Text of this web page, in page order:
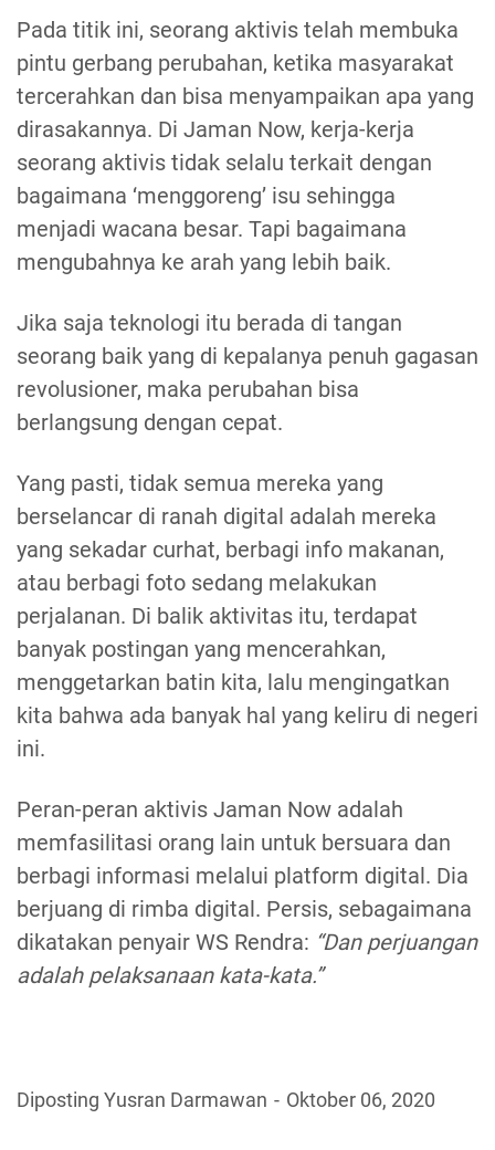
Pada titik ini, seorang aktivis telah membuka
pintu gerbang perubahan, ketika masyarakat
tercerahkan dan bisa menyampaikan apa yang
dirasakannya. Di Jaman Now, kerja-kerja
seorang aktivis tidak selalu terkait dengan
bagaimana ‘menggoreng’ isu sehingga
menjadi wacana besar. Tapi bagaimana
mengubahnya ke arah yang lebih baik.
Jika saja teknologi itu berada di tangan
seorang baik yang di kepalanya penuh gagasan
revolusioner, maka perubahan bisa
berlangsung dengan cepat.
Yang pasti, tidak semua mereka yang
berselancar di ranah digital adalah mereka
yang sekadar curhat, berbagi info makanan,
atau berbagi foto sedang melakukan
perjalanan. Di balik aktivitas itu, terdapat
banyak postingan yang mencerahkan,
menggetarkan batin kita, lalu mengingatkan
kita bahwa ada banyak hal yang keliru di negeri
ini.
Peran-peran aktivis Jaman Now adalah
memfasilitasi orang lain untuk bersuara dan
berbagi informasi melalui platform digital. Dia
berjuang di rimba digital. Persis, sebagaimana
dikatakan penyair WS Rendra: “Dan perjuangan
adalah pelaksanaan kata-kata.”
Diposting Yusran Darmawan Oktober 06, 2020